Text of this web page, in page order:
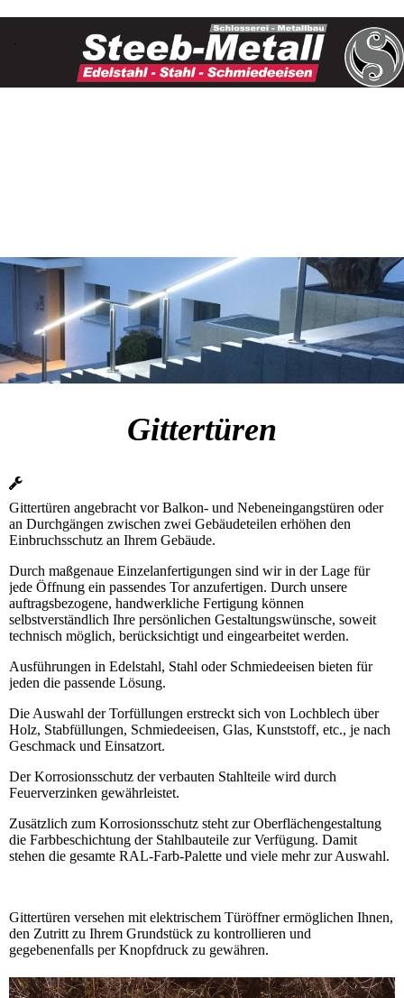
Gittertüren
Gittertüren angebracht vor Balkon- und Nebeneingangstüren oder
an Durchgängen zwischen zwei Gebäudeteilen erhöhen den
Einbruchsschutz an Ihrem Gebäude.
Durch maßgenaue Einzelanfertigungen sind wir in der Lage für
jede Öffnung ein passendes Tor anzufertigen. Durch unsere
auftragsbezogene, handwerkliche Fertigung können
selbstverständlich Ihre persönlichen Gestaltungswünsche, soweit
technisch möglich, berücksichtigt und eingearbeitet werden.
Ausführungen in Edelstahl, Stahl oder Schmiedeeisen bieten für
jeden die passende Lösung.
Die Auswahl der Torfüllungen erstreckt sich von Lochblech über
Holz, Stabfüllungen, Schmiedeeisen, Glas, Kunststoff, etc., je nach
Geschmack und Einsatzort.
Der Korrosionsschutz der verbauten Stahlteile wird durch
Feuerverzinken gewährleistet.
Zusätzlich zum Korrosionsschutz steht zur Oberflächengestaltung
die Farbbeschichtung der Stahlbauteile zur Verfügung. Damit
stehen die gesamte RAL-Farb-Palette und viele mehr zur Auswahl.
Gittertüren versehen mit elektrischem Türöffner ermöglichen Ihnen,
den Zutritt zu Ihrem Grundstück zu kontrollieren und
gegebenenfalls per Knopfdruck zu gewähren.